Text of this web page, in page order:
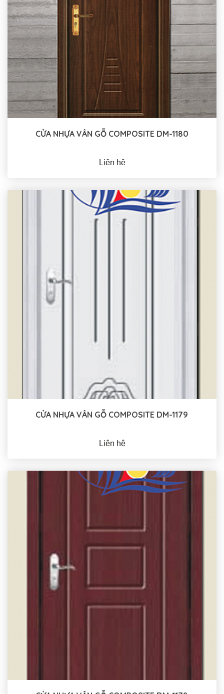
CỬA NHỰA VÂN GỖ COMPOSITE DM-1180
Liên hệ
CỬA NHỰA VÂN GỖ COMPOSITE DM-1179
Liên hệ